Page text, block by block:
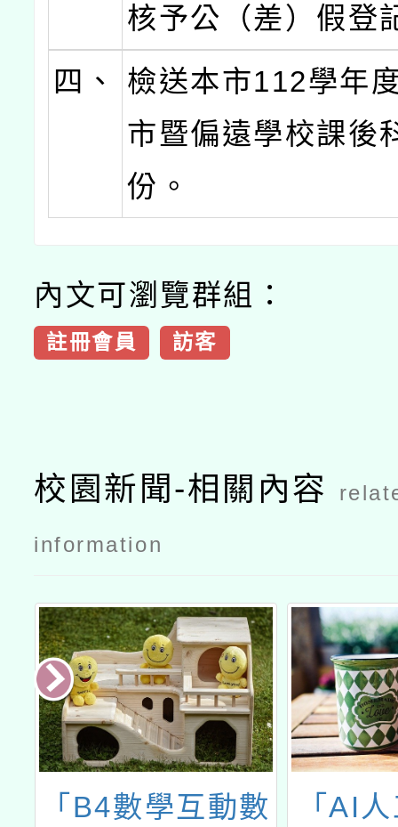
核予公（差）假登
四、
檢送本市112學年
市暨偏遠學校課後
份。
內文可瀏覽群組：
註冊會員 訪客
校園新聞-相關內容
information
「B4數學互動數
「AI